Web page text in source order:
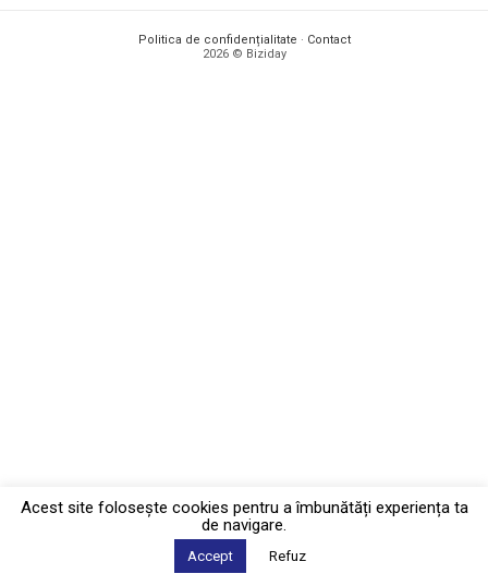
Politica de confidențialitate · Contact
2026 © Biziday
Acest site foloseşte cookies pentru a îmbunătăți experiența ta
de navigare.
Accept Refuz